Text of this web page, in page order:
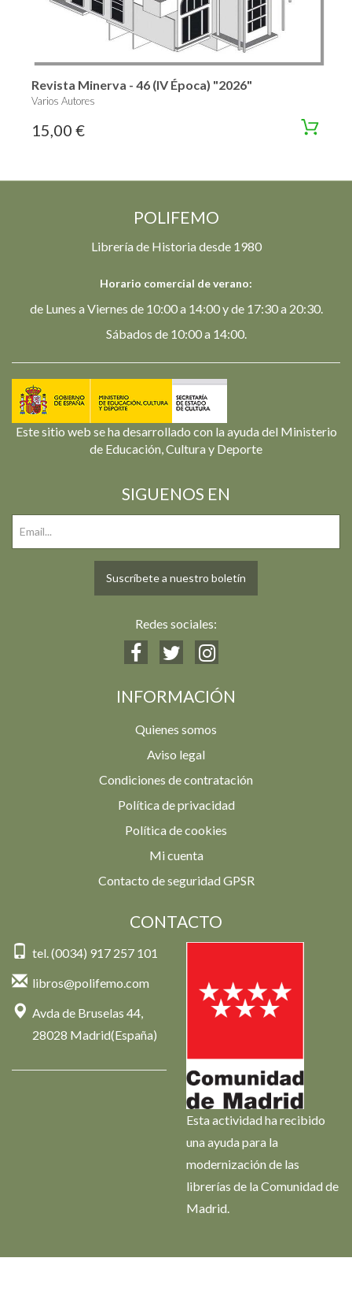
Revista Minerva - 46 (IV Época) "2026"
Varios Autores
15,00 €
POLIFEMO
Librería de Historia desde 1980
Horario comercial de verano:
de Lunes a Viernes de 10:00 a 14:00 y de 17:30 a 20:30.
Sábados de 10:00 a 14:00.
Este sitio web se ha desarrollado con la ayuda del Ministerio
de Educación, Cultura y Deporte
SIGUENOS EN
Suscríbete a nuestro boletín
Redes sociales:
INFORMACIÓN
Quienes somos
Aviso legal
Condiciones de contratación
Política de privacidad
Política de cookies
Mi cuenta
Contacto de seguridad GPSR
CONTACTO
tel. (0034) 917 257 101
libros@polifemo.com
Avda de Bruselas 44,
28028 Madrid(España)
Esta actividad ha recibido
una ayuda para la
modernización de las
librerías de la Comunidad de
Madrid.